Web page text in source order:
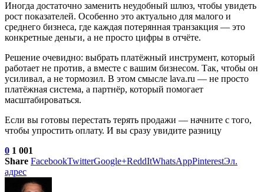
Иногда достаточно заменить неудобный шлюз, чтобы увидеть
рост показателей. Особенно это актуально для малого и
среднего бизнеса, где каждая потерянная транзакция — это
конкретные деньги, а не просто цифры в отчёте.
Решение очевидно: выбрать платёжный инструмент, который
работает не против, а вместе с вашим бизнесом. Так, чтобы он
усиливал, а не тормозил. В этом смысле lava.ru — не просто
платёжная система, а партнёр, который помогает
масштабироваться.
Если вы готовы перестать терять продажи — начните с того,
чтобы упростить оплату. И вы сразу увидите разницу
0 1 001
Share FacebookTwitterGoogle+ReddItWhatsAppPinterestЭл.
адрес